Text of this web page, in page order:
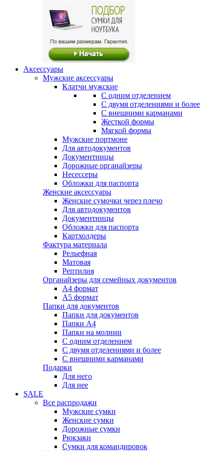
Аксессуары
Мужские аксессуары
Клатчи мужские
С одним отделением
С двумя отделениями и более
С внешними карманами
Жесткой формы
Мягкой формы
Мужские портмоне
Для автодокументов
Документницы
Дорожные органайзеры
Несессеры
Обложки для паспорта
Женские аксессуары
Женские сумочки через плечо
Для автодокументов
Документницы
Обложки для паспорта
Картхолдеры
Фактура материала
Рельефная
Матовая
Рептилия
Органайзеры для семейных документов
А4 формат
А5 формат
Папки для документов
Папки для документов
Папки А4
Папки на молнии
С одним отделением
С двумя отделениями и более
С внешними карманами
Подарки
Для него
Для нее
SALE
Все распродажи
Мужские сумки
Женские сумки
Дорожные сумки
Рюкзаки
Сумки для командировок